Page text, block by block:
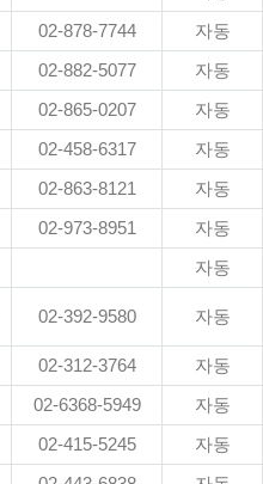
02-878-7744 자동
02-882-5077 자동
02-865-0207 자동
02-458-6317 자동
02-863-8121 자동
02-973-8951 자동
자동
02-392-9580 자동
02-312-3764 자동
02-6368-5949 자동
02-415-5245 자동